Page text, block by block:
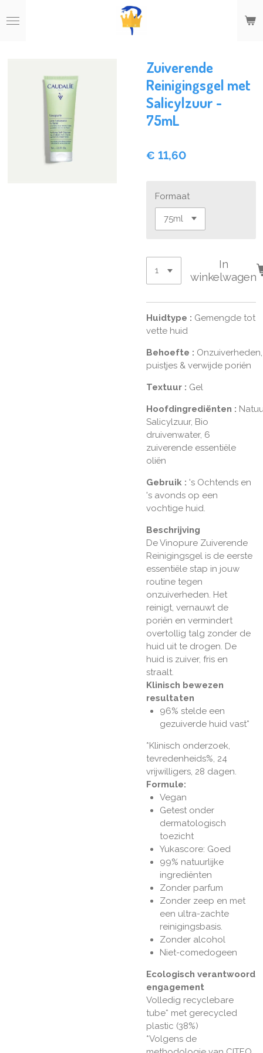
direct
Zuiverende
Reinigingsgel met
Salicylzuur -
75mL
€ 11,60
Formaat
In
winkelwagen
Huidtype : Gemengde tot
vette huid
Behoefte : Onzuiverheden,
puistjes & verwijde poriën
Textuur : Gel
Hoofdingrediënten :
Salicylzuur, Bio
druivenwater, 6
zuiverende essentiële
oliën
Gebruik : 's Ochtends en
's avonds op een
vochtige huid.
Beschrijving
De Vinopure Zuiverende
Reinigingsgel is de eerste
essentiële stap in jouw
routine tegen
onzuiverheden. Het
reinigt, vernauwt de
poriën en vermindert
overtollig talg zonder de
huid uit te drogen. De
huid is zuiver, fris en
straalt.
Klinisch bewezen
resultaten
96% stelde een
gezuiverde huid vast*
*Klinisch onderzoek,
tevredenheids%, 24
vrijwilligers, 28 dagen.
Formule:
Vegan
Getest onder
dermatologisch
toezicht
Yukascore: Goed
99% natuurlijke
ingrediënten
Zonder parfum
Zonder zeep en met
een ultra-zachte
reinigingsbasis.
Zonder alcohol
Niet-comedogeen
Ecologisch verantwoord
engagement
Volledig recyclebare
tube* met gerecycled
plastic (38%)
*Volgens de